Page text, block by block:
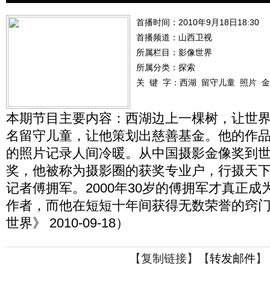
首播时间：2010年9月18日18:30
首播频道： 山西卫视
所属栏目： 影像世界
所属分类：探索
关 键 字： 西湖 留守儿童 照片
本期节目主要内容：西湖边上一棵树，让世
名留守儿童，让他策划出慈善基金。他的作
的照片记录人间冷暖。从中国摄影金像奖到
奖，他被称为摄影圈的获奖专业户，行摄天
记者傅拥军。2000年30岁的傅拥军才真正成
作者，而他在短短十年间获得无数荣誉的窍
世界》 2010-09-18）
【复制链接】【转发邮件】